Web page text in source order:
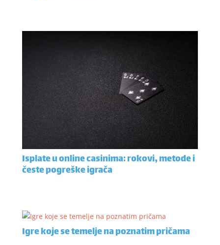
Isplate u online casinima: rokovi, metode i
česte pogreške igrača
Igre koje se temelje na poznatim pričama